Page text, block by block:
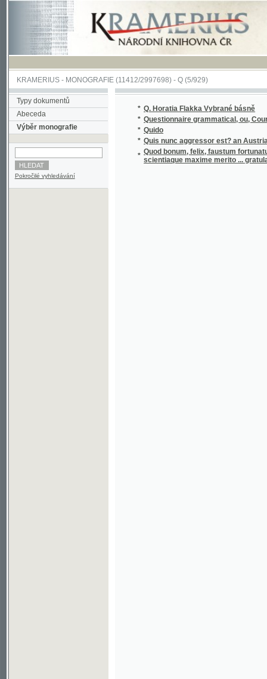
KRAMERIUS-MONOGRAFIE(11412/2997698) -Q (5/929)
Typy dokumentů
Abeceda
Výběr monografie
Pokročilé vyhledávání
Questionnaire grammatical, ou, Cours de
Quido
Quis nunc aggressor est? an Austria, an
Quod bonum, felix, faustum
scientiaque maxime merito ... gratulatur